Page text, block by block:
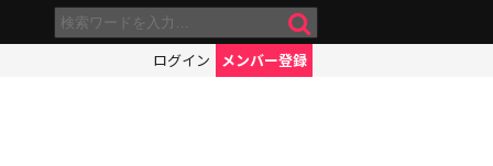
ログイン メンバー登録